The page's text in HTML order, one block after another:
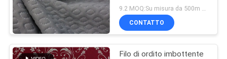
materiale del materasso
di memoria del tessuto
della fibra
9.2 MOQ:Su misura da 500m per ogni progettazione
CONTATTO
Filo di ordito imbottente